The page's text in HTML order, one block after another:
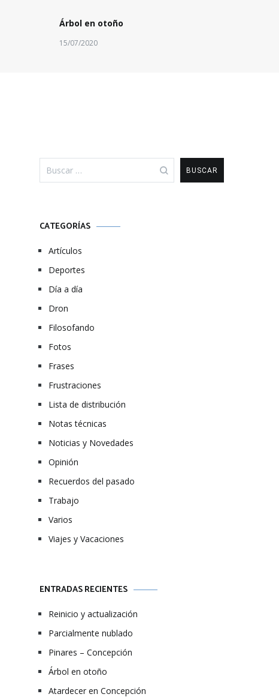
Árbol en otoño
15/07/2020
CATEGORÍAS
Artículos
Deportes
Día a día
Dron
Filosofando
Fotos
Frases
Frustraciones
Lista de distribución
Notas técnicas
Noticias y Novedades
Opinión
Recuerdos del pasado
Trabajo
Varios
Viajes y Vacaciones
ENTRADAS RECIENTES
Reinicio y actualización
Parcialmente nublado
Pinares – Concepción
Árbol en otoño
Atardecer en Concepción